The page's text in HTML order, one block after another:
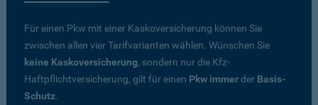
Für einen Pkw mit einer Kaskoversicherung können Sie
zwischen allen vier Tarifvarianten wählen. Wünschen Sie
keine Kaskoversicherung, sondern nur die Kfz-
Haftpflichtversicherung, gilt für einen Pkw immerder Basis-
Schutz.